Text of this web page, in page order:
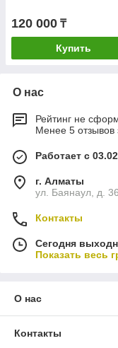
120 000 ₸
Купить
О нас
Рейтинг не
Менее 5 отзывов
Работает с
г. Алматы
ул. Баянаул, д.
Контакты
Сегодня
Показать весь
О нас
Контакты